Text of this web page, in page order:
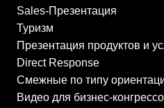
Sales-Презентация
Туризм
Презентация продуктов и
Direct Response
Смежные по типу
Видео для бизнес-